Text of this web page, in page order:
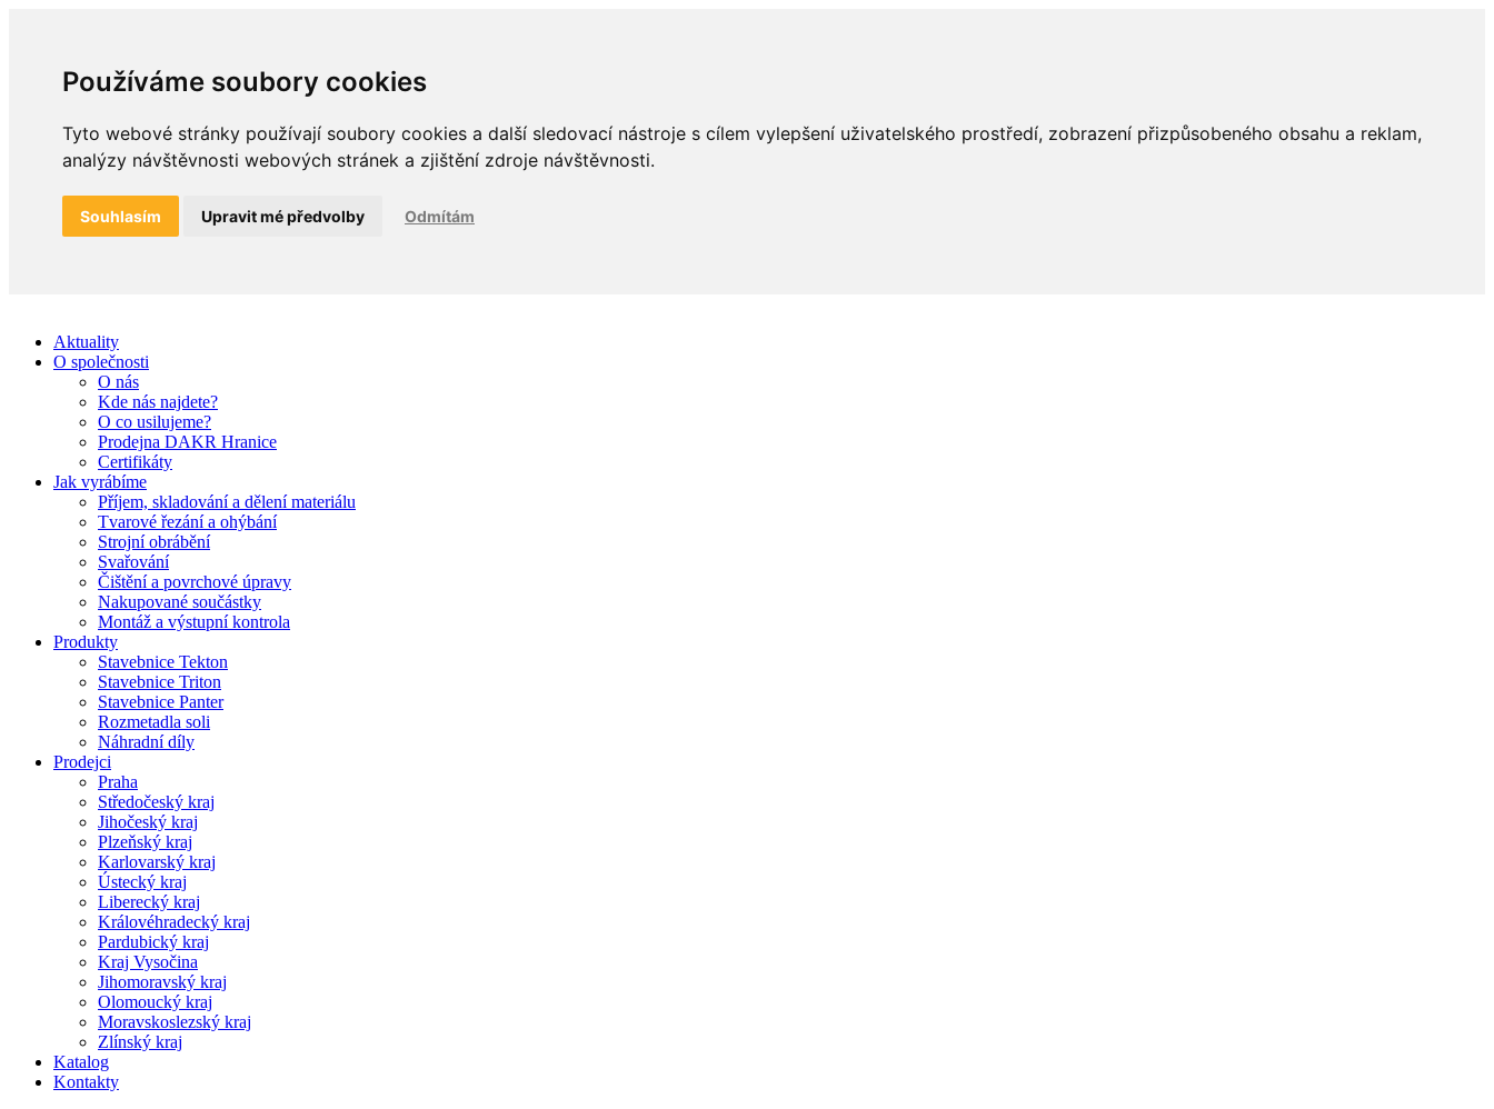
Používáme soubory cookies
Tyto webové stránky používají soubory cookies a další sledovací nástroje s cílem vylepšení uživatelského prostředí, zobrazení přizpůsobeného obsahu a reklam,
analýzy návštěvnosti webových stránek a zjištění zdroje návštěvnosti.
Souhlasím Odmítám
Upravit mé předvolby
Aktuality
O společnosti
O nás
Kde nás najdete?
O co usilujeme?
Prodejna DAKR Hranice
Certifikáty
Jak vyrábíme
Příjem, skladování a dělení materiálu
Tvarové řezání a ohýbání
Strojní obrábění
Svařování
Čištění a povrchové úpravy
Nakupované součástky
Montáž a výstupní kontrola
Produkty
Stavebnice Tekton
Stavebnice Triton
Stavebnice Panter
Rozmetadla soli
Náhradní díly
Prodejci
Praha
Středočeský kraj
Jihočeský kraj
Plzeňský kraj
Karlovarský kraj
Ústecký kraj
Liberecký kraj
Královéhradecký kraj
Pardubický kraj
Kraj Vysočina
Jihomoravský kraj
Olomoucký kraj
Moravskoslezský kraj
Zlínský kraj
Katalog
Kontakty